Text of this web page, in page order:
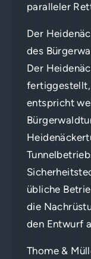
paralleler
Der
des
Der
entspricht
übliche
die
den Entwurf
Thome &